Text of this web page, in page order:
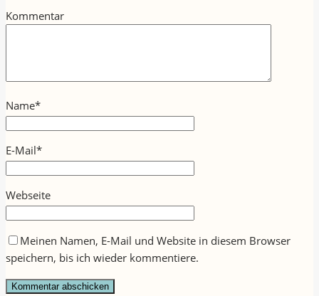
Kommentar
Name*
E-Mail*
Webseite
Meinen Namen, E-Mail und Website in diesem Browser
speichern, bis ich wieder kommentiere.